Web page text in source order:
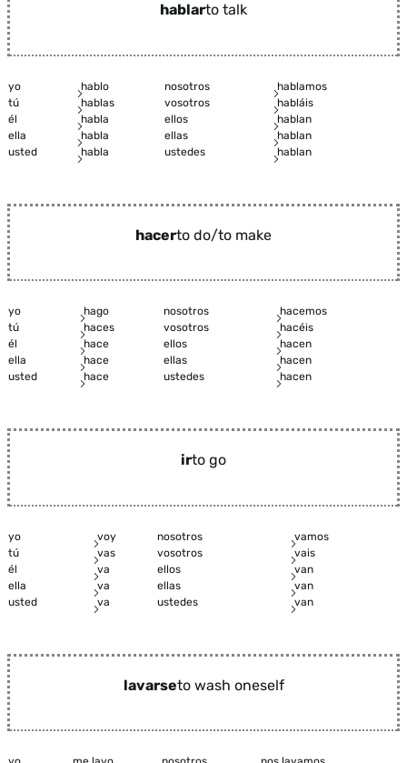
hablarto talk
yo hablo nosotros
hablamos
tú
hablas vosotros
habláis
él
habla ellos
hablan
ella
habla ellas
hablan
usted
habla ustedes hablan
hacerto do/to make
yo hago nosotros
hacemos
tú
haces vosotros
hacéis
él
hace ellos
hacen
ella
hace ellas
hacen
usted
hace ustedes hacen
irto go
yo voy nosotros
vamos
tú
vas vosotros
vais
él
va ellos
van
ella
va ellas
van
usted
va ustedes van
lavarseto wash oneself